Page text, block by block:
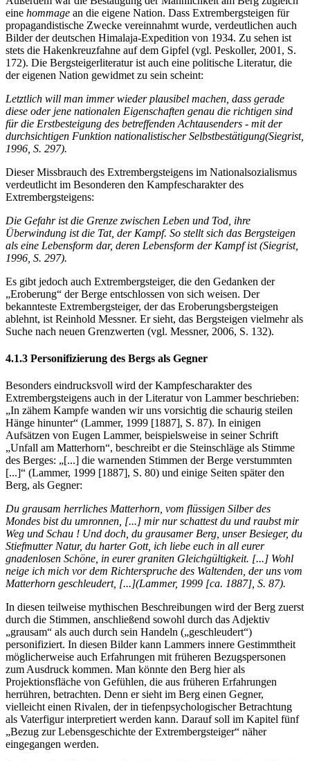
eine hommage an die eigene Nation. Dass Extrembergsteigen für
propagandistische Zwecke vereinnahmt wurde, verdeutlichen auch
Bilder der deutschen Himalaja-Expedition von 1934. Zu sehen ist
stets die Hakenkreuzfahne auf dem Gipfel (vgl. Peskoller, 2001, S.
172). Die Bergsteigerliteratur ist auch eine politische Literatur, die
der eigenen Nation gewidmet zu sein scheint:
Letztlich will man immer wieder plausibel machen, dass gerade
diese oder jene nationalen Eigenschaften genau die richtigen sind
für die Erstbesteigung des betreffenden Achtausenders - mit der
durchsichtigen Funktion nationalistischer Selbstbestätigung(Siegrist,
1996, S. 297).
Dieser Missbrauch des Extrembergsteigens im Nationalsozialismus
verdeutlicht im Besonderen den Kampfescharakter des
Extrembergsteigens:
Die Gefahr ist die Grenze zwischen Leben und Tod, ihre
Überwindung ist die Tat, der Kampf. So stellt sich das Bergsteigen
als eine Lebensform dar, deren Lebensform der Kampf ist (Siegrist,
1996, S. 297).
Es gibt jedoch auch Extrembergsteiger, die den Gedanken der
„Eroberung“ der Berge entschlossen von sich weisen. Der
bekannteste Extrembergsteiger, der das Eroberungsbergsteigen
ablehnt, ist Reinhold Messner. Er sieht, das Bergsteigen vielmehr als
Suche nach neuen Grenzwerten (vgl. Messner, 2006, S. 132).
4.1.3 Personifizierung des Bergs als Gegner
Besonders eindrucksvoll wird der Kampfescharakter des
Extrembergsteigens auch in der Literatur von Lammer beschrieben:
„In zähem Kampfe wanden wir uns vorsichtig die schaurig steilen
Hänge hinunter“ (Lammer, 1999 [1887], S. 87). In einigen
Aufsätzen von Eugen Lammer, beispielsweise in seiner Schrift
„Unfall am Matterhorn“, beschreibt er die Steinschläge als Stimme
des Berges: „[...] die warnenden Stimmen der Berge verstummten
[...]“ (Lammer, 1999 [1887], S. 80) und einige Seiten später den
Berg, als Gegner:
Du grausam herrliches Matterhorn, vom flüssigen Silber des
Mondes bist du umronnen, [...] mir nur schattest du und raubst mir
Weg und Schau ! Und doch, du grausamer Berg, unser Besieger, du
Stiefmutter Natur, du harter Gott, ich liebe euch in all eurer
gnadenlosen Schöne, in eurer graniten Gleichgültigkeit. [...] Wohl
neige ich mich vor dem Richterspruche des Waltenden, der uns vom
Matterhorn geschleudert, [...](Lammer, 1999 [ca. 1887], S. 87).
In diesen teilweise mythischen Beschreibungen wird der Berg zuerst
durch die Stimmen, anschließend sowohl durch das Adjektiv
„grausam“ als auch durch sein Handeln („geschleudert“)
personifiziert. In diesen Bilder kann Lammers innere Gestimmtheit
möglicherweise auch Erfahrungen mit früheren Bezugspersonen
zum Ausdruck kommen. Man könnte den Berg hier als
Projektionsfläche von Gefühlen, die aus früheren Erfahrungen
herrühren, betrachten. Denn er sieht im Berg einen Gegner,
vielleicht einen Rivalen, der in tiefenpsychologischer Betrachtung
als Vaterfigur interpretiert werden kann. Darauf soll im Kapitel fünf
„Bezug zur Lebensgeschichte der Extrembergsteiger“ näher
eingegangen werden.